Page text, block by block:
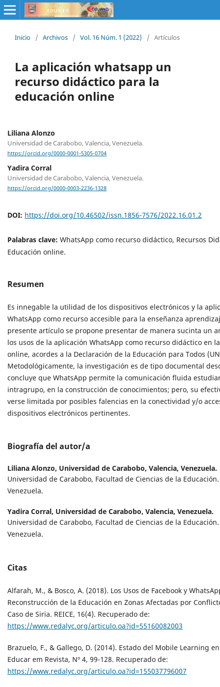
Inicio / Archivos / Vol. 16 Núm. 1 (2022) / Artículos
La aplicación whatsapp un
recurso didáctico para la
educación online
Liliana Alonzo
Universidad de Carabobo, Valencia, Venezuela.
https://orcid.org/0000-0001-5305-0704
Yadira Corral
Universidad de Carabobo, Valencia, Venezuela.
https://orcid.org/0000-0003-2236-1328
DOI: https://doi.org/10.46502/issn.1856-7576/2022.16.01.2
Palabras clave: WhatsApp como recurso didáctico, Recursos
Educación online.
Resumen
Es innegable la utilidad de los dispositivos electrónicos y la
WhatsApp como recurso accesible para la enseñanza
presente artículo se propone presentar de manera sucinta un
los usos de la aplicación WhatsApp como recurso didáctico en
online, acordes a la Declaración de la Educación para Todos
Metodológicamente, la investigación es de tipo documental
concluye que WhatsApp permite la comunicación fluida
intragrupo, en la construcción de conocimientos; pero, su
verse limitada por posibles falencias en la conectividad y/o
dispositivos electrónicos pertinentes.
Biografía del autor/a
Liliana Alonzo, Universidad de Carabobo, Valencia, Venezuela.
Universidad de Carabobo, Facultad de Ciencias de la
Venezuela.
Yadira Corral, Universidad de Carabobo, Valencia, Venezuela.
Universidad de Carabobo, Facultad de Ciencias de la
Venezuela.
Citas
Alfarah, M., & Bosco, A. (2018). Los Usos de Facebook y
Reconstrucción de la Educación en Zonas Afectadas por
Caso de Siria. REICE, 16(4). Recuperado de:
https://www.redalyc.org/articulo.oa?id=55160082003
Brazuelo, F., & Gallego, D. (2014). Estado del Mobile Learning
Educar em Revista, Nº 4, 99-128. Recuperado de:
https://www.redalyc.org/articulo.oa?id=155037796007